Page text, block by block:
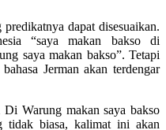
dapat disesuaikan.
“saya makan bakso di
saya makan bakso”. Tetapi
Jerman akan terdengar
Warung makan saya bakso
tidak biasa, kalimat ini akan